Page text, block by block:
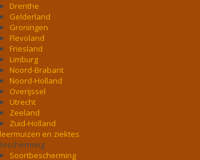
Drenthe
Gelderland
Groningen
Flevoland
Friesland
Limburg
Noord-Brabant
Noord-Holland
Overijssel
Utrecht
Zeeland
Zuid-Holland
en ziektes
Soortbescherming